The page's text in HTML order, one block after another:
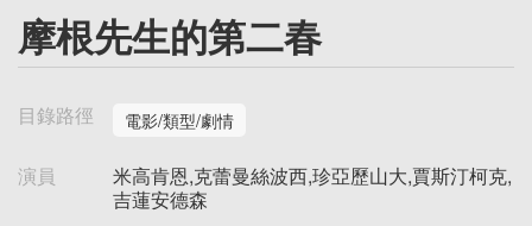
摩根先生的第二春
目錄路徑 電影/類型/劇情
演員
米高肯恩,克蕾曼絲波西,珍亞歷山大,賈斯汀柯克,
吉蓮安德森